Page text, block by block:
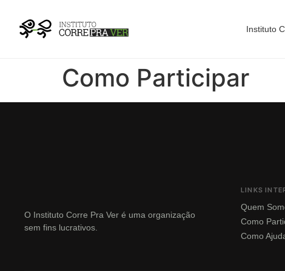
Instituto
Como Participar
O Instituto Corre Pra Ver é uma organização
sem fins lucrativos
LINKS
Quem
Como
Como